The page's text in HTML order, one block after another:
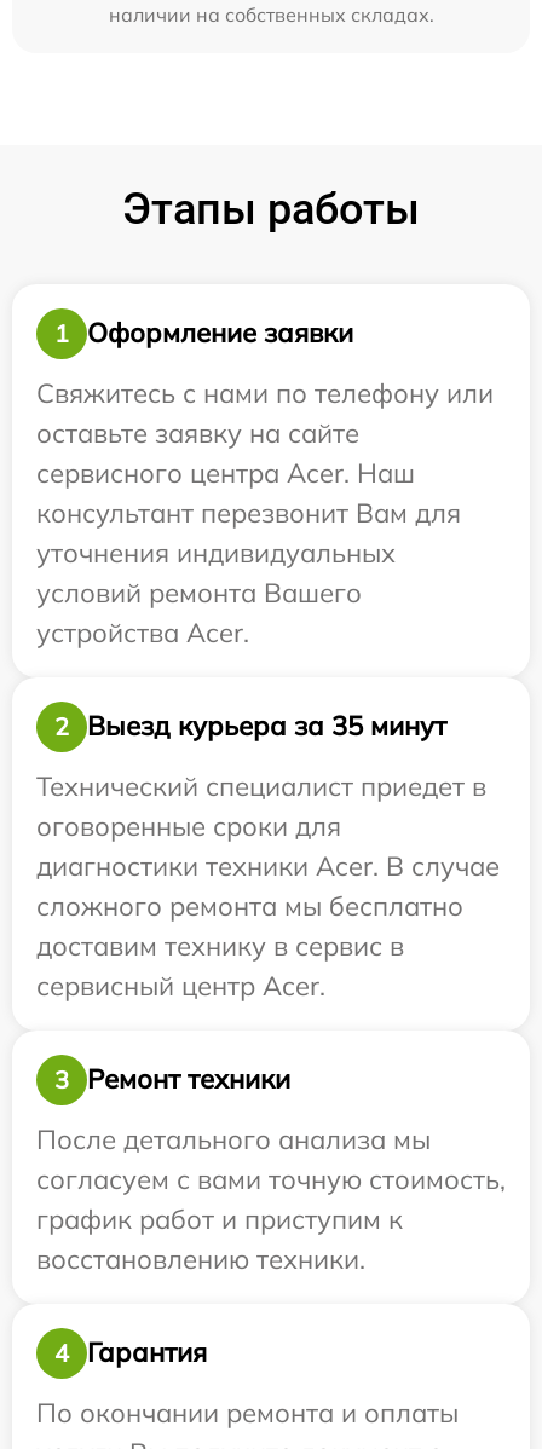
наличии на собственных складах.
Этапы работы
1
Оформление заявки
Свяжитесь с нами по телефону или
оставьте заявку на сайте
сервисного центра Acer. Наш
консультант перезвонит Вам для
уточнения индивидуальных
условий ремонта Вашего
устройства Acer.
2
Выезд курьера за 35 минут
Технический специалист приедет в
оговоренные сроки для
диагностики техники Acer. В случае
сложного ремонта мы бесплатно
доставим технику в сервис в
сервисный центр Acer.
3
Ремонт техники
После детального анализа мы
согласуем с вами точную стоимость,
график работ и приступим к
восстановлению техники.
4
Гарантия
По окончании ремонта и оплаты